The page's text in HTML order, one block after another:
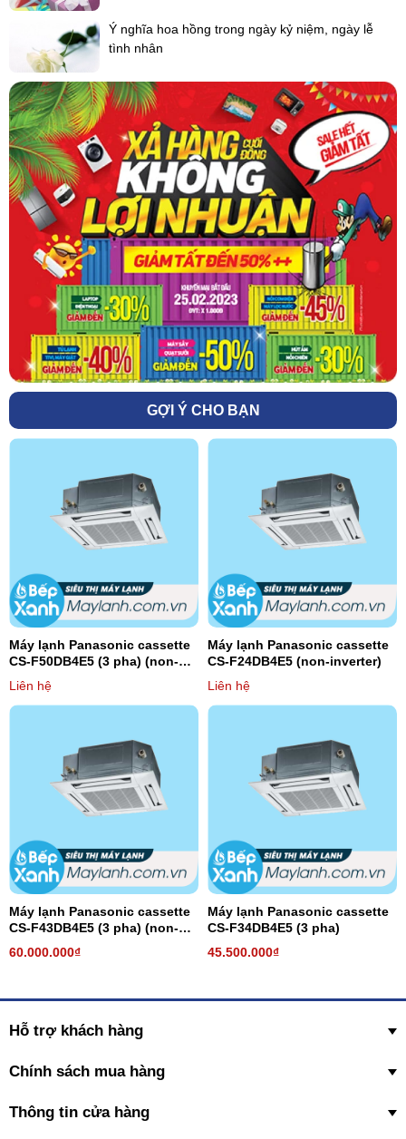
Ý nghĩa hoa hồng trong ngày kỷ niệm, ngày lễ
tình nhân
GỢI Ý CHO BẠN
Máy lạnh Panasonic cassette
CS-F50DB4E5 (3 pha) (non-
inverter)
Liên hệ
Máy lạnh Panasonic cassette
CS-F24DB4E5 (non-inverter)
Liên hệ
Máy lạnh Panasonic cassette
CS-F43DB4E5 (3 pha) (non-
inverter)
60.000.000₫
Máy lạnh Panasonic cassette
CS-F34DB4E5 (3 pha)
45.500.000₫
Hỗ trợ khách hàng
Chính sách mua hàng
Thông tin cửa hàng